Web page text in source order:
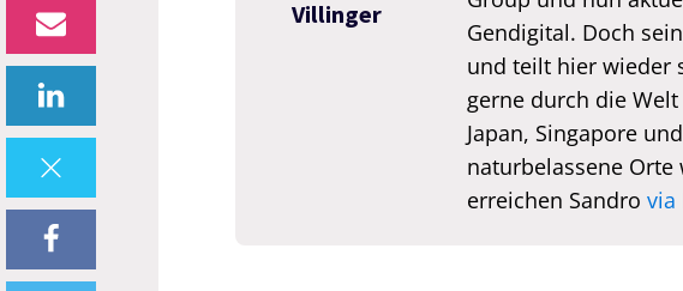
Villinger
Gendigital. Doch
und teilt hier wieder
gerne durch die
Japan, Singapore
naturbelassene
erreichen Sandro via